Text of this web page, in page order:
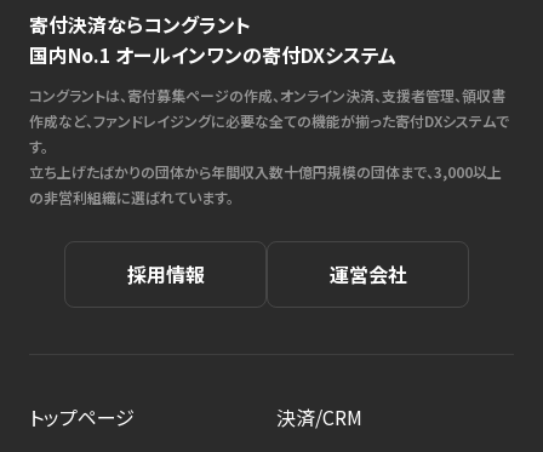
寄付決済ならコングラント
国内No.1 オールインワンの寄付DXシステム
コングラントは、寄付募集ページの作成、オンライン決済、支援者管理、領収書
作成など、ファンドレイジングに必要な全ての機能が揃った寄付DXシステムで
す。
立ち上げたばかりの団体から年間収入数十億円規模の団体まで、3,000以上
の非営利組織に選ばれています。
採用情報 運営会社
トップページ
決済/CRM